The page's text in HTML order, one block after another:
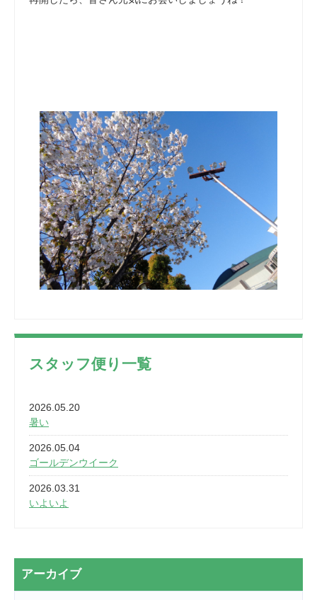
スタッフ便り一覧
2026.05.20
暑い
2026.05.04
ゴールデンウイーク
2026.03.31
いよいよ
2026.03.20
なぎなた
アーカイブ